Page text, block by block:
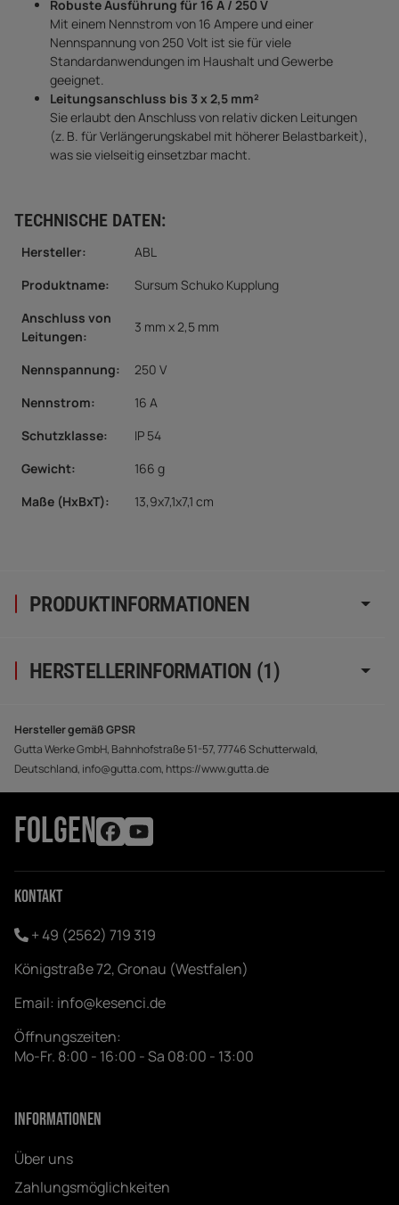
PRODUKTINFORMATIONEN
Robuste Ausführung für 16 A / 250 V
Mit einem Nennstrom von 16 Ampere und einer
Nennspannung von 250 Volt ist sie für viele
Standardanwendungen im Haushalt und Gewerbe
geeignet.
Leitungsanschluss bis 3 x 2,5 mm²
Sie erlaubt den Anschluss von relativ dicken Leitungen
(z. B. für Verlängerungskabel mit höherer Belastbarkeit),
was sie vielseitig einsetzbar macht.
TECHNISCHE DATEN:
Hersteller:
ABL
Produktname:
Sursum Schuko Kupplung
Anschluss von
Leitungen:
3 mm x 2,5 mm
Nennspannung:
250 V
Nennstrom:
16 A
Schutzklasse:
IP 54
Gewicht:
166 g
Maße (HxBxT):
13,9x7,1x7,1 cm
HERSTELLERINFORMATION (1)
Hersteller gemäß GPSR
Gutta Werke GmbH, Bahnhofstraße 51-57, 77746 Schutterwald,
Deutschland, info@gutta.com, https://www.gutta.de
FOLGEN
Kontakt
+ 49 (2562) 719 319
Königstraße 72, Gronau (Westfalen)
Email: info@kesenci.de
Öffnungszeiten:
Mo-Fr. 8:00 - 16:00 - Sa 08:00 - 13:00
Informationen
Über uns
Zahlungsmöglichkeiten